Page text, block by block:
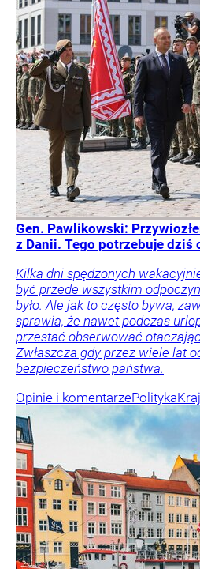
Gen. Pawlikowski:
z Danii. Tego potrzebuje dziś
Kilka dni spędzonych
być przede wszystkim
było. Ale jak to często bywa,
sprawia, że nawet podczas
przestać obserwować
Zwłaszcza gdy przez wiele lat
bezpieczeństwo państwa.
Opinie i komentarzePolitykaKraj